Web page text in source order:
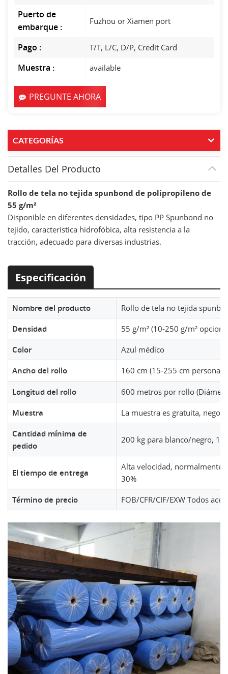
Puerto de
embarque :
Fuzhou or Xiamen port
Pago : T/T, L/C, D/P, Credit Card
Muestra : available
PREGUNTE AHORA
CATEGORÍAS
Detalles Del Producto
Rollo de tela no tejida spunbond de polipropileno de
55 g/m²
Disponible en diferentes densidades, tipo PP Spunbond no
tejido, característica hidrofóbica, alta resistencia a la
tracción, adecuado para diversas industrias.
Especificación
Nombre del producto Rollo de tela no tejida
Densidad 55 g/m² (10-250 g/m²
Color Azul médico
Ancho del rollo 160 cm (15-255 cm
Longitud del rollo 600 metros por rollo
Muestra La muestra es gratuita,
Cantidad mínima de
pedido
200 kg para blanco/negro,
El tiempo de entrega
Alta velocidad, normalmente
30%
Término de precio FOB/CFR/CIF/EXW Todos